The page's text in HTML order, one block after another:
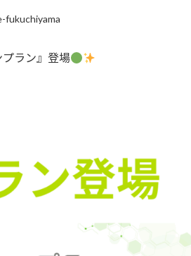
fukuchiyama
ラン』登場